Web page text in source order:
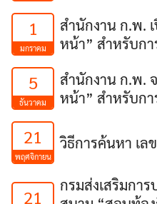
1
มกราคม
สำนักงาน ก.พ.
หน้า” สำหรับก
5
ธันวาคม
สำนักงาน ก.พ.
หน้า” สำหรับก
21
พฤศจิกายน
วิธีการค้นหา เ
21
กรมส่งเสริมกา